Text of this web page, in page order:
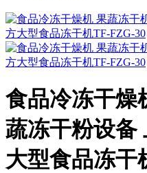
食品冷冻干燥
蔬冻干粉设备
大型食品冻干